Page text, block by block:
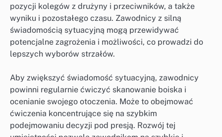
pozycji kolegów z drużyny i przeciwników, a także
wyniku i pozostałego czasu. Zawodnicy z silną
świadomością sytuacyjną mogą przewidywać
potencjalne zagrożenia i możliwości, co prowadzi do
lepszych wyborów strzałów.
Aby zwiększyć świadomość sytuacyjną, zawodnicy
powinni regularnie ćwiczyć skanowanie boiska i
ocenianie swojego otoczenia. Może to obejmować
ćwiczenia koncentrujące się na szybkim
podejmowaniu decyzji pod presją. Rozwój tej